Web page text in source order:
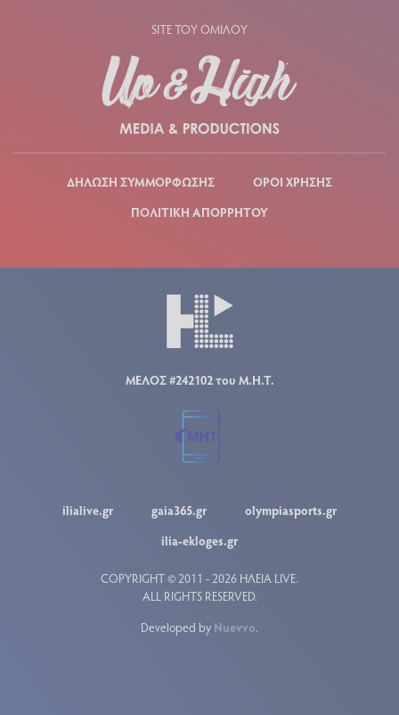
SITE ΤΟΥ ΟΜΙΛΟΥ
ΔΗΛΩΣΗ ΣΥΜΜΟΡΦΩΣΗΣ
ΟΡΟΙ ΧΡΗΣΗΣ
ΠΟΛΙΤΙΚΗ ΑΠΟΡΡΗΤΟΥ
ΜΕΛΟΣ #242102 του Μ.Η.Τ.
ilialive.gr gaia365.gr
olympiasports.gr
ilia-ekloges.gr
COPYRIGHT © 2011 - 2026 ΗΛΕΙΑ LIVE.
ALL RIGHTS RESERVED.
Developed by Nuevvo.